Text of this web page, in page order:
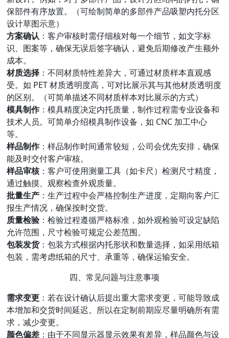
保部件有序放置。（可绘制简单的多部件产品吸塑内托分区
设计草图示意）
方案确认 ：客户审核时需仔细核对每一个细节，如文字标
识、图案等，确保无误后签字确认，避免后期修改产生额外
成本。
材质选择 ：不同材质特性差异大，可通过材质样本直观感
受。如 PET 材质透明度高，可对比展示其与其他材质透明度
的区别。（可简单描述不同材质样本对比展示的方式）
模具制作：模具精度决定内托质量，制作过程需专业设备和
技术人员。可简单介绍模具制作设备，如 CNC 加工中心
等。
样品制作：样品制作时间通常较短，公司会优先安排，确保
能及时交付客户审核。
样品审核：客户可使用测量工具（如卡尺）检测尺寸精度，
通过触摸、观察检查外观质量。
批量生产 ：生产过程中会严格控制生产进度，定期向客户汇
报生产情况，确保按时交货。
质量检验：检验过程遵循严格标准，如外观检验可设定缺陷
允许范围，尺寸检验可规定公差范围。
包装发货：包装方式根据内托形状和数量选择，如采用纸箱
包装，需考虑纸箱的尺寸、承重等，确保运输安全。
四、常见问题与注意事项
需求变更 ：若在设计确认后提出重大需求变更，可能导致成
本增加和交货时间延迟。所以在定制前期应尽量明确所有需
求，减少变更。
颜色偏差 ：由于不同显示器显示效果有差异，样品颜色与设